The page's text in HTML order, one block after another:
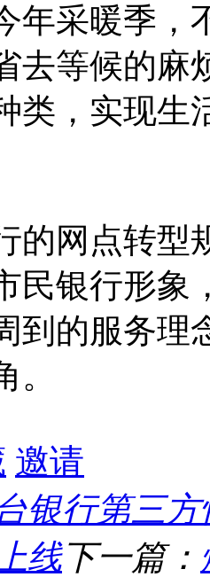
年采暖季，
去等候的麻
类，实现生
的网点转型
民银行形象
到的服务理
邀请
银行第三
线下一篇：